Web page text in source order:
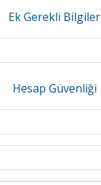
Ek Gerekli Bilgiler
Hesap Güvenliği